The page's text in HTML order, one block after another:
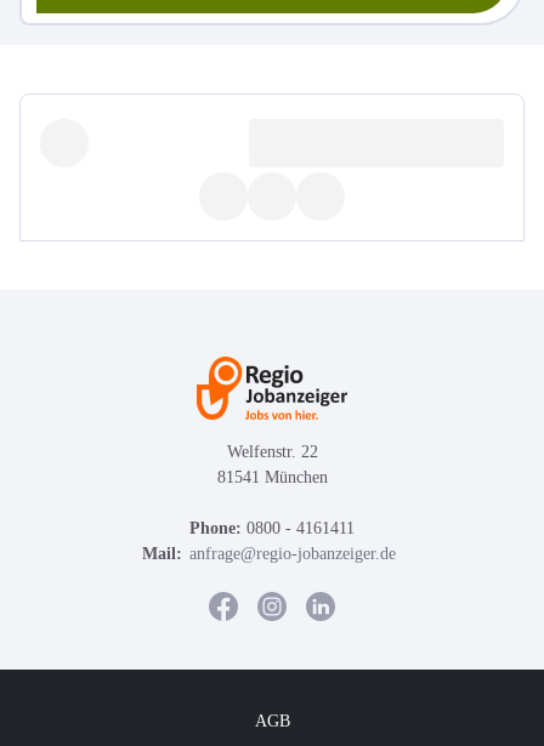
Welfenstr. 22
81541 München
Phone: 0800 - 4161411
Mail: anfrage@regio-jobanzeiger.de
AGB